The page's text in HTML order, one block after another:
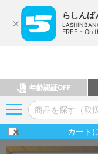
らしんば
FREE - On
年齢認証OFF
カート